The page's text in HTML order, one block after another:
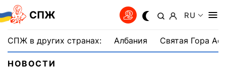
СПЖ RU
СПЖ в других странах: Албания Святая Гора
НОВОСТИ